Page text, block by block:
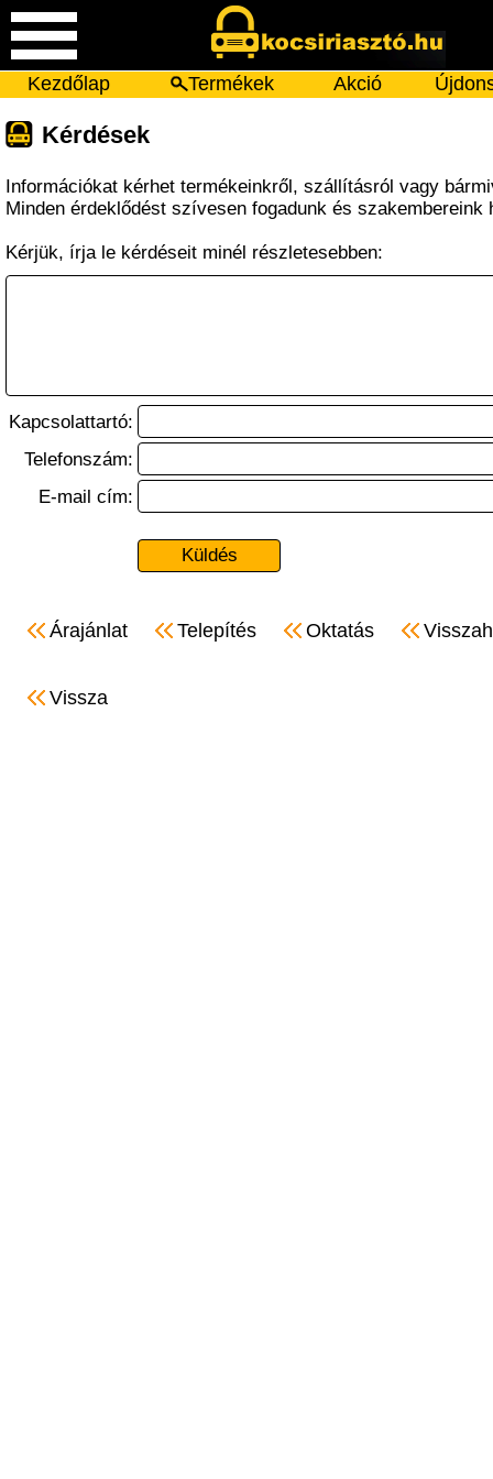
Kezdőlap Termékek Akció
Kérdések
Információkat kérhet termékeinkről, szállításról vagy
Minden érdeklődést szívesen fogadunk és szakembereink
Kérjük, írja le kérdéseit minél részletesebben:
Kapcsolattartó:
Telefonszám:
E-mail cím:
Árajánlat Telepítés Oktatás
Vissza